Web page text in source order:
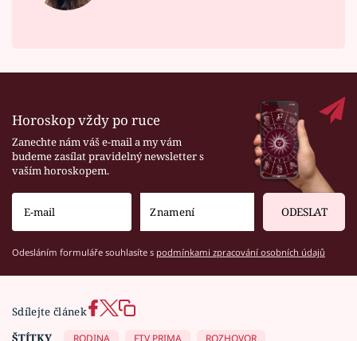
Horoskop vždy po ruce
Zanechte nám váš e-mail a my vám
budeme zasílat pravidelný newsletter s
vaším horoskopem.
ODESLAT
Odesláním formuláře souhlasíte s podmínkami zpracování osobních údajů
Sdílejte článek
ŠTÍTKY
RODINA FTV PRIMA ROZHOVOR